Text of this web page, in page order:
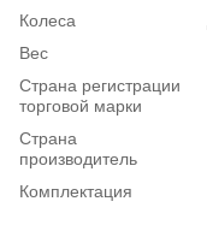
Колеса
Вес
Страна регистрации
торговой марки
Страна
производитель
Комплектация